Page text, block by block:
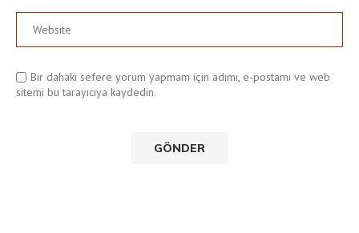
Bir dahaki sefere yorum yapmam için adımı, e-postamı ve web
sitemi bu tarayıcıya kaydedin.